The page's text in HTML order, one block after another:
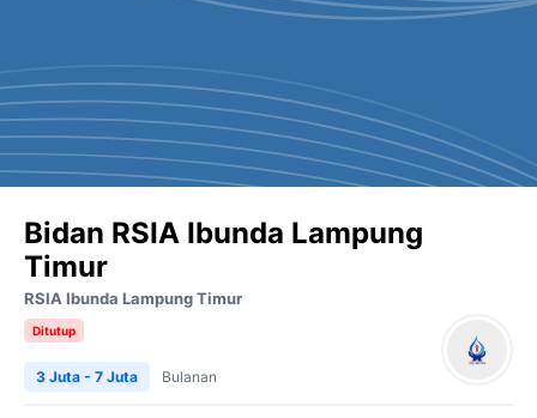
Bidan RSIA Ibunda Lampung
Timur
RSIA Ibunda Lampung Timur
Ditutup
3 Juta - 7 Juta Bulanan